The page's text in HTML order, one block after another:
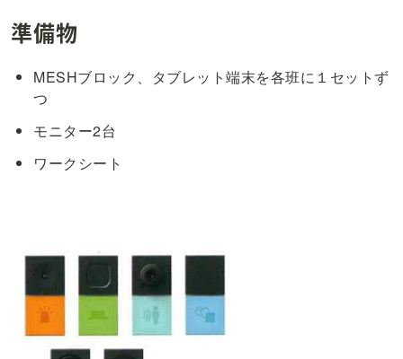
準備物
MESHブロック、タブレット端末を各班に１セットず
つ
モニター2台
ワークシート